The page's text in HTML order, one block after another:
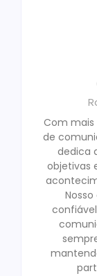
Com mais
de
dedica
objetivas